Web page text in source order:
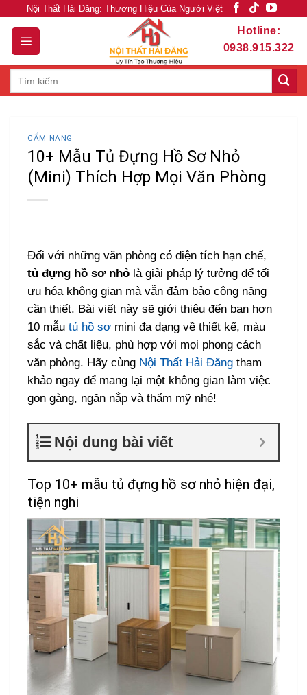
content
Nội Thất Hải Đăng: Thương Hiệu Của Người Việt
Hotline:
0938.915.322
CẨM NANG
10+ Mẫu Tủ Đựng Hồ Sơ Nhỏ
(Mini) Thích Hợp Mọi Văn Phòng
Đối với những văn phòng có diện tích hạn chế,
tủ đựng hồ sơ nhỏ là giải pháp lý tưởng để tối
ưu hóa không gian mà vẫn đảm bảo công năng
cần thiết. Bài viết này sẽ giới thiệu đến bạn hơn
10 mẫutủ hồ sơ mini đa dạng về thiết kế, màu
sắc và chất liệu, phù hợp với mọi phong cách
văn phòng. Hãy cùng Nội Thất Hải Đăng tham
khảo ngay để mang lại một không gian làm việc
gọn gàng, ngăn nắp và thẩm mỹ nhé!
Nội dung bài viết
Top 10+ mẫu tủ đựng hồ sơ nhỏ hiện đại,
tiện nghi